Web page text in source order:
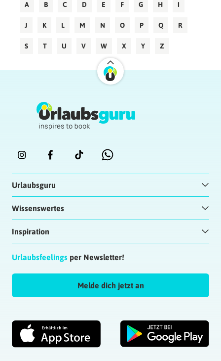
A B C D E F G H I
J K L M N O P Q R
S T U V W X Y Z
Urlaubsguru
Wissenswertes
Inspiration
Urlaubsfeelings per Newsletter!
Melde dich jetzt an